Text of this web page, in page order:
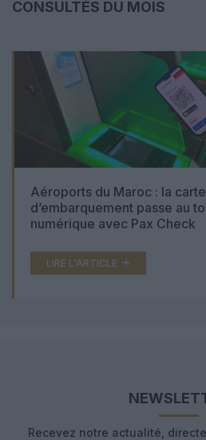
CONSULTÉS DU MOIS
Aéroports du Maroc : la carte
d’embarquement passe au
numérique avec Pax Check
LIRE L'ARTICLE
Recevez notre actualité,